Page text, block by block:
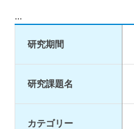
...
研究期間
研究課題名
カテゴリー